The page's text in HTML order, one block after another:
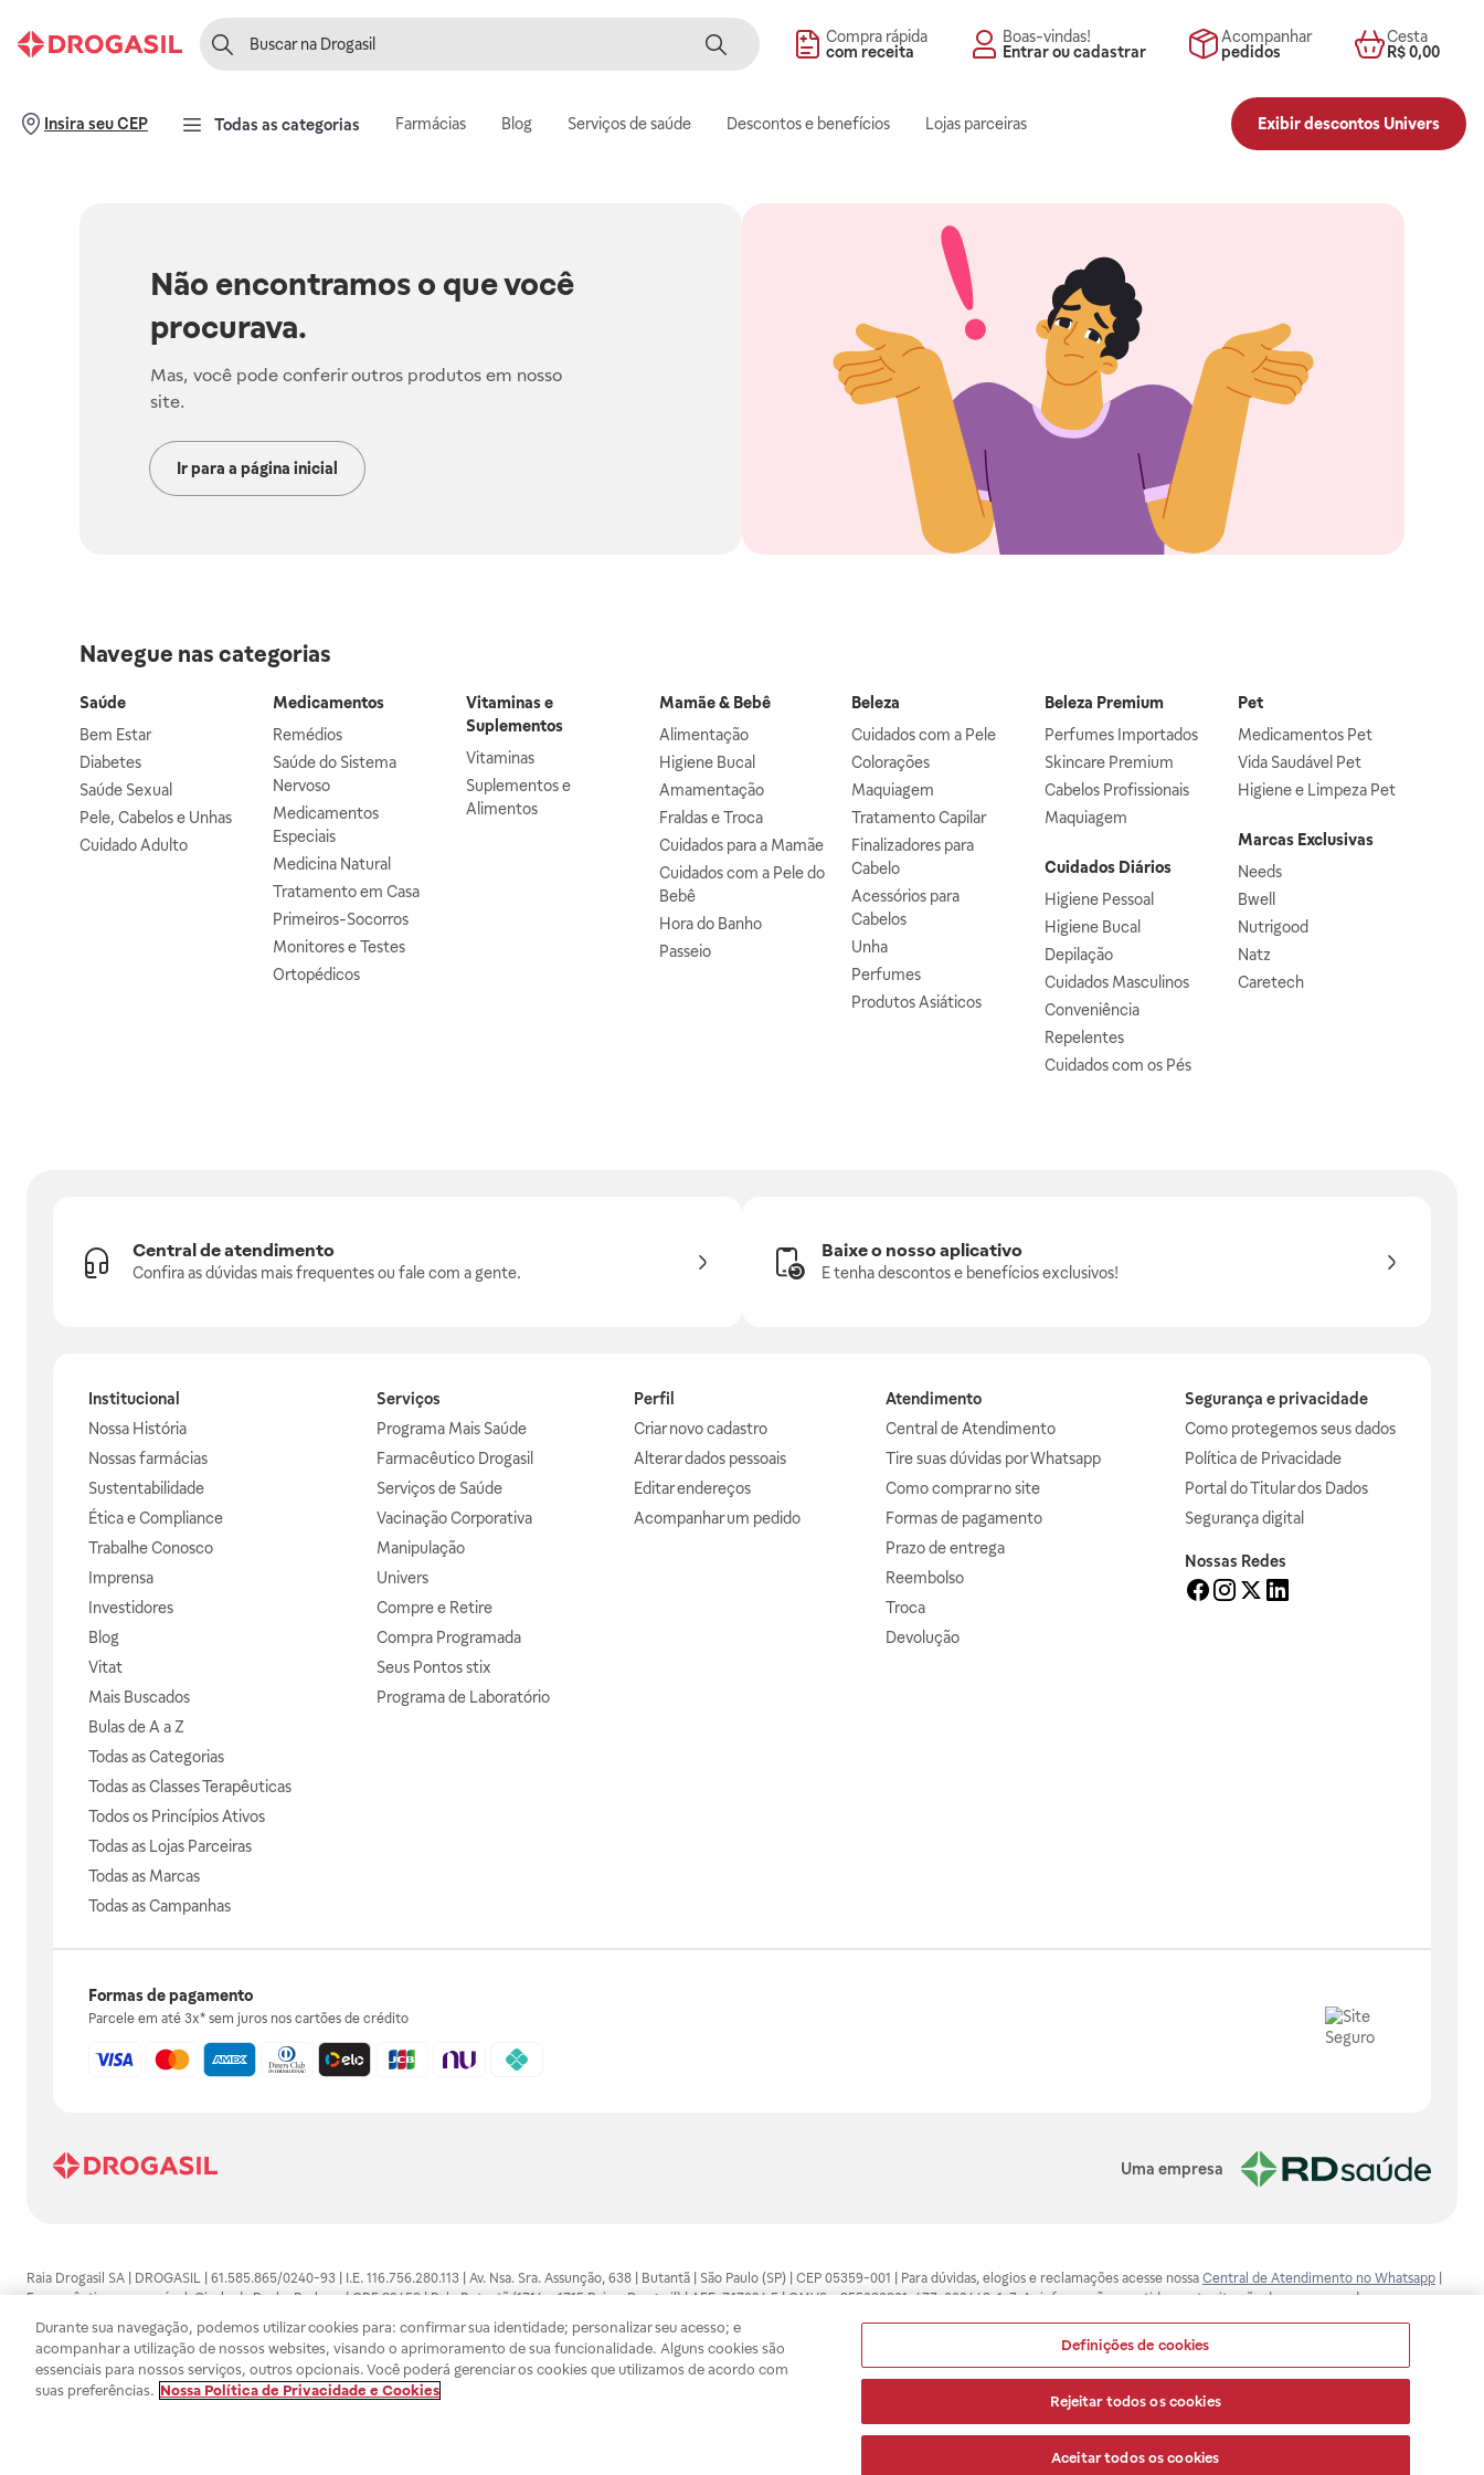
Compra rápida
com receita
Boas-vindas!
Entrar ou cadastrar
Acompanhar
pedidos
Cesta
R$ 0,00
Insira seu CEP Todas as categorias Farmácias Blog Serviços de saúde Descontos e benefícios Lojas parceiras Exibir descontos Univers
Não encontramos o que você
procurava.
Mas, você pode conferir outros produtos em nosso
site.
Ir para a página inicial
Navegue nas categorias
Saúde
Bem Estar
Diabetes
Saúde Sexual
Pele, Cabelos e Unhas
Cuidado Adulto
Medicamentos
Remédios
Saúde do Sistema
Nervoso
Medicamentos
Especiais
Medicina Natural
Tratamento em Casa
Primeiros-Socorros
Monitores e Testes
Ortopédicos
Vitaminas e
Suplementos
Vitaminas
Suplementos e
Alimentos
Mamãe & Bebê
Alimentação
Higiene Bucal
Amamentação
Fraldas e Troca
Cuidados para a Mamãe
Cuidados com a Pele do
Bebê
Hora do Banho
Passeio
Beleza
Cuidados com a Pele
Colorações
Maquiagem
Tratamento Capilar
Finalizadores para
Cabelo
Acessórios para
Cabelos
Unha
Perfumes
Produtos Asiáticos
Beleza Premium
Perfumes Importados
Skincare Premium
Cabelos Profissionais
Maquiagem
Cuidados Diários
Higiene Pessoal
Higiene Bucal
Depilação
Cuidados Masculinos
Conveniência
Repelentes
Cuidados com os Pés
Pet
Medicamentos Pet
Vida Saudável Pet
Higiene e Limpeza Pet
Marcas Exclusivas
Needs
Bwell
Nutrigood
Natz
Caretech
Central de atendimento
Confira as dúvidas mais frequentes ou fale com a gente.
Baixe o nosso aplicativo
E tenha descontos e benefícios exclusivos!
Institucional
Nossa História
Nossas farmácias
Sustentabilidade
Ética e Compliance
Trabalhe Conosco
Imprensa
Investidores
Blog
Vitat
Mais Buscados
Bulas de A a Z
Todas as Categorias
Todas as Classes Terapêuticas
Todos os Princípios Ativos
Todas as Lojas Parceiras
Todas as Marcas
Todas as Campanhas
Serviços
Programa Mais Saúde
Farmacêutico Drogasil
Serviços de Saúde
Vacinação Corporativa
Manipulação
Univers
Compre e Retire
Compra Programada
Seus Pontos stix
Programa de Laboratório
Perfil
Criar novo cadastro
Alterar dados pessoais
Editar endereços
Acompanhar um pedido
Atendimento
Central de Atendimento
Tire suas dúvidas por Whatsapp
Como comprar no site
Formas de pagamento
Prazo de entrega
Reembolso
Troca
Devolução
Segurança e privacidade
Como protegemos seus dados
Política de Privacidade
Portal do Titular dos Dados
Segurança digital
Nossas Redes
Formas de pagamento
Parcele em até 3x* sem juros nos cartões de crédito
Uma empresa
Raia Drogasil SA | DROGASIL | 61.585.865/0240-93 | I.E. 116.756.280.113 | Av. Nsa. Sra. Assunção, 638 | Butantã | São Paulo (SP) | CEP 05359-001 | Para dúvidas, elogios e reclamações acesse nossa Central de Atendimento no Whatsapp
Farmacêutico responsável: Gisele da Penha Barbosa | CRF 89453 | Polo Butantã (1714 e 1715 Raia e Drogasil) | AFE: 7.17094.5 | CMVS - 355030801-477-002443-1-7. As informações contidas neste site não devem ser usadas para
automedicação e não substituem, em hipótese alguma, as orientações dadas pelo profissional da área médica. Somente o médico está apto a diagnosticar qualquer problema de saúde e prescrever o tratamento adequado. Ao
persistirem os sintomas, um médico deverá ser consultado. Os preços e promoções divulgados no site são válidos apenas para compras feitas pela internet. Maiores esclarecimentos, consultar o site: www.anvisa.gov.br. A Raia Drogasil
SA trabalha com as tecnologias mais avançadas de proteção de dados, para que você possa realizar suas compras com tranquilidade. A privacidade e a segurança dos clientes são compromissos da Raia Drogasil SA. Todos os pedidos
efetuados estão sujeitos à confirmação da disponibilidade de produto em nosso estoque.
Durante sua navegação, podemos utilizar cookies para: confirmar sua identidade; personalizar seu acesso; e
acompanhar a utilização de nossos websites, visando o aprimoramento de sua funcionalidade. Alguns cookies são
essenciais para nossos serviços, outros opcionais. Você poderá gerenciar os cookies que utilizamos de acordo com
suas preferências. Nossa Política de Privacidade e Cookies
Definições de cookies
Rejeitar todos os cookies
Aceitar todos os cookies